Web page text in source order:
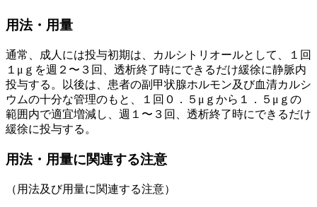
用法・用量
通常、成人には投与初期は、カルシトリオールとして、１回
１μｇを週２〜３回、透析終了時にできるだけ緩徐に静脈内
投与する。以後は、患者の副甲状腺ホルモン及び血清カルシ
ウムの十分な管理のもと、１回０．５μｇから１．５μｇの
範囲内で適宜増減し、週１〜３回、透析終了時にできるだけ
緩徐に投与する。
用法・用量に関連する注意
（用法及び用量に関連する注意）